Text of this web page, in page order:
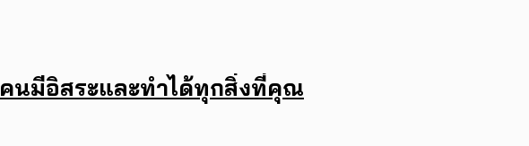
คนมีอิสระและทำได้ทุกสิ่งที่คุณ